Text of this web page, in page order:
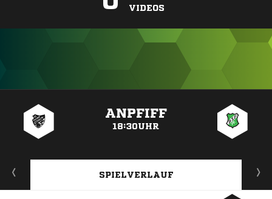
VIDEOS
ANPFIFF
18:30UHR
SPIELVERLAUF